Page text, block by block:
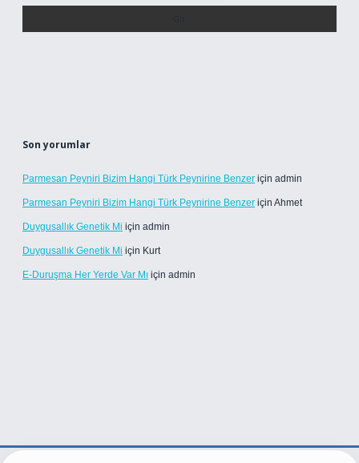
Son yorumlar
Parmesan Peyniri Bizim Hangi Türk Peynirine Benzer için admin
Parmesan Peyniri Bizim Hangi Türk Peynirine Benzer için Ahmet
Duygusallık Genetik Mi için admin
Duygusallık Genetik Mi için Kurt
E-Duruşma Her Yerde Var Mı için admin